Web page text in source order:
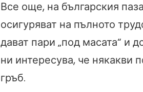
Все още, на българския
осигуряват на пълното
дават пари „под масата“ и
ни интересува, че някакви
гръб.